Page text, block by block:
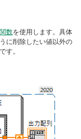
数を使用します。具体
に削除したい値以外の
す。